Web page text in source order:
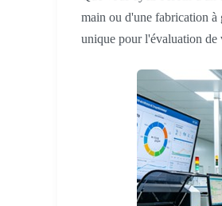
main ou d'une fabrication à
unique pour l'évaluation de